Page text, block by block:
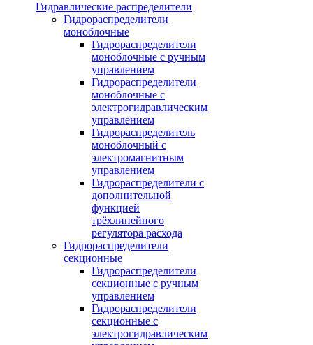
Гидравлические распределители
Гидрораспределители
моноблочные
Гидрораспределители
моноблочные с ручным
управлением
Гидрораспределители
моноблочные с
электрогидравлическим
управлением
Гидрораспределитель
моноблочный с
электромагнитным
управлением
Гидрораспределители с
дополнительной
функцией
трёхлинейного
регулятора расхода
Гидрораспределители
секционные
Гидрораспределители
секционные с ручным
управлением
Гидрораспределители
секционные с
электрогидравлическим